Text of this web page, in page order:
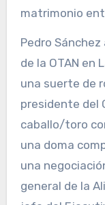
matrimonio
Pedro Sánchez acude este martes a la cumbre
de la OTAN en
una suerte de
presidente del
caballo/toro
una doma
una
general de la